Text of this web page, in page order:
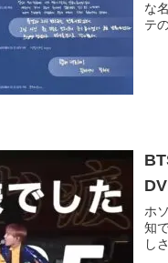
な
テ
ホ
知
し